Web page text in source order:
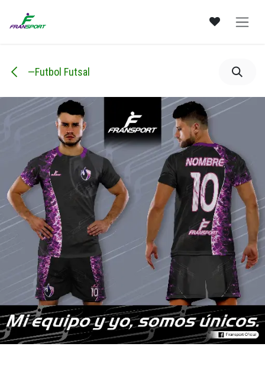
—Futbol Futsal